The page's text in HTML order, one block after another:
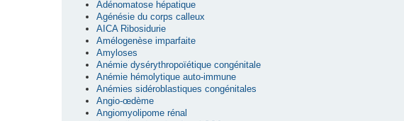
Adénomatose hépatique
Agénésie du corps calleux
AICA Ribosidurie
Amélogenèse imparfaite
Amyloses
Anémie dysérythropoïétique congénitale
Anémie hémolytique auto-immune
Anémies sidéroblastiques congénitales
Angio-œdème
Angiomyolipome rénal